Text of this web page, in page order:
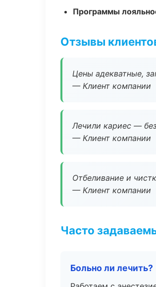
Программы
Отзывы
Цены адекватные,
— Клиент компании
Лечили кариес —
— Клиент компании
Отбеливание и
— Клиент компании
Часто
Больно ли лечить?